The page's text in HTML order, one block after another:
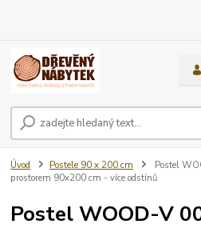
Úvod Postele 90 x 200 cm
Postel
prostorem 90x200 cm - více odstínů
Postel WOOD-V